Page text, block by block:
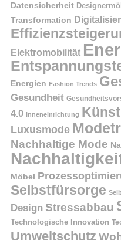
Datensicherheit
Transformation
Elektromobilität
Energien Fashion Trends
Gesundheit
4.0
Inneneinrichtung
Luxusmode
Nachhaltige Mode
Möbel
Selbstfürsorge
Design Stressabbau
Technologische Innovation
Umweltschutz